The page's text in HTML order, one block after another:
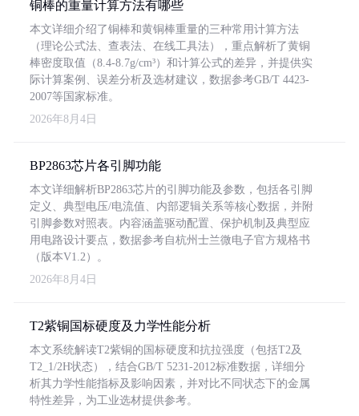
铜棒的重量计算方法有哪些
本文详细介绍了铜棒和黄铜棒重量的三种常用计算方法
（理论公式法、查表法、在线工具法），重点解析了黄铜
棒密度取值（8.4-8.7g/cm³）和计算公式的差异，并提供实
际计算案例、误差分析及选材建议，数据参考GB/T 4423-
2007等国家标准。
2026年8月4日
BP2863芯片各引脚功能
本文详细解析BP2863芯片的引脚功能及参数，包括各引脚
定义、典型电压/电流值、内部逻辑关系等核心数据，并附
引脚参数对照表。内容涵盖驱动配置、保护机制及典型应
用电路设计要点，数据参考自杭州士兰微电子官方规格书
（版本V1.2）。
2026年8月4日
T2紫铜国标硬度及力学性能分析
本文系统解读T2紫铜的国标硬度和抗拉强度（包括T2及
T2_1/2H状态），结合GB/T 5231-2012标准数据，详细分
析其力学性能指标及影响因素，并对比不同状态下的金属
特性差异，为工业选材提供参考。